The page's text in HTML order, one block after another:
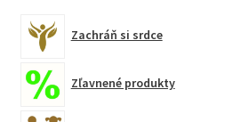
Zachráň si srdce
Zľavnené produkty